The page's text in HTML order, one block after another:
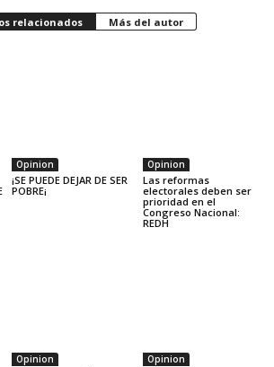
relacionados Más del autor
Opinion
¡SE PUEDE DEJAR DE SER
POBRE¡
Opinion
Las reformas
electorales deben ser
prioridad en el
Congreso Nacional:
REDH
Opinion Opinion